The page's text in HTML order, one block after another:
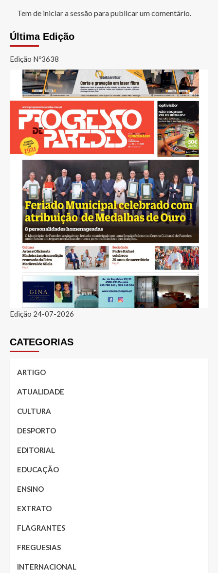
Tem de iniciar a sessão para publicar um comentário.
Última Edição
Edição Nº3638
Edição 24-07-2026
CATEGORIAS
ARTIGO
ATUALIDADE
CULTURA
DESPORTO
EDITORIAL
EDUCAÇÃO
ENSINO
EXTRATO
FLAGRANTES
FREGUESIAS
INTERNACIONAL